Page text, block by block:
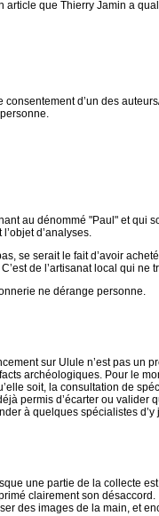
article que Thierry Jamin a
d’un des
au dénommé "Paul" et
d’analyses.
se serait le fait d’avoir
de l’artisanat local qui
ne dérange personne.
sur Ulule n’est pas un
archéologiques. Pour le
soit, la consultation de
permis d’écarter ou
à quelques spécialistes d’y
une partie de la collecte
clairement son désaccord.
des images de la main, et